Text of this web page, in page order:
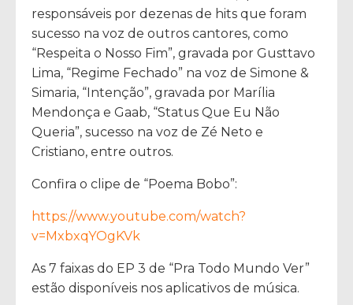
responsáveis por dezenas de hits que foram
sucesso na voz de outros cantores, como
“Respeita o Nosso Fim”, gravada por Gusttavo
Lima, “Regime Fechado” na voz de Simone &
Simaria, “Intenção”, gravada por Marília
Mendonça e Gaab, “Status Que Eu Não
Queria”, sucesso na voz de Zé Neto e
Cristiano, entre outros.
Confira o clipe de “Poema Bobo”:
https://www.youtube.com/watch?
v=MxbxqYOgKVk
As 7 faixas do EP 3 de “Pra Todo Mundo Ver”
estão disponíveis nos aplicativos de música.